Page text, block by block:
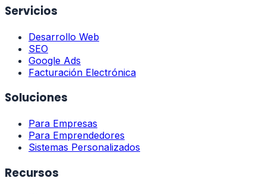
Servicios
Desarrollo Web
SEO
Google Ads
Facturación Electrónica
Soluciones
Para Empresas
Para Emprendedores
Sistemas Personalizados
Recursos